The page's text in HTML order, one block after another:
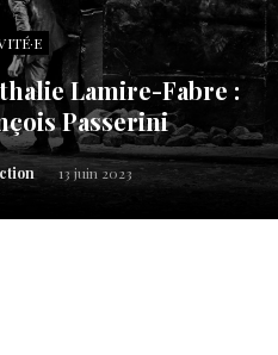
Lamire-Fabre :
Passerini
13 juin 2023